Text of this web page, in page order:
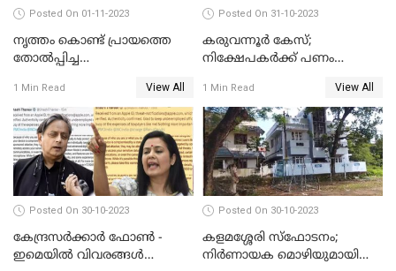
Posted On 01-11-2023
നൃത്തം കൊണ്ട് പ്രായത്തെ
തോല്‍പ്പിച്ച
അറുപത്തി ആറ്‌ അമ്മമാരുടെ
അരങ്ങേറ്റം
1 Min Read View All
Posted On 31-10-2023
കരുവന്നൂർ കേസ്;
നിക്ഷേപകർക്ക് പണം
നിബന്ധനകൾ അറിയാം
1 Min Read View All
Posted On 30-10-2023
കേന്ദ്രസര്‍ക്കാര്‍ ഫോണ്‍ -
ഇമെയില്‍ വിവരങ്ങള്‍
Posted On 30-10-2023
കളമശ്ശേരി സ്ഫോടനം;
നിർണായക മൊഴിയുമായി